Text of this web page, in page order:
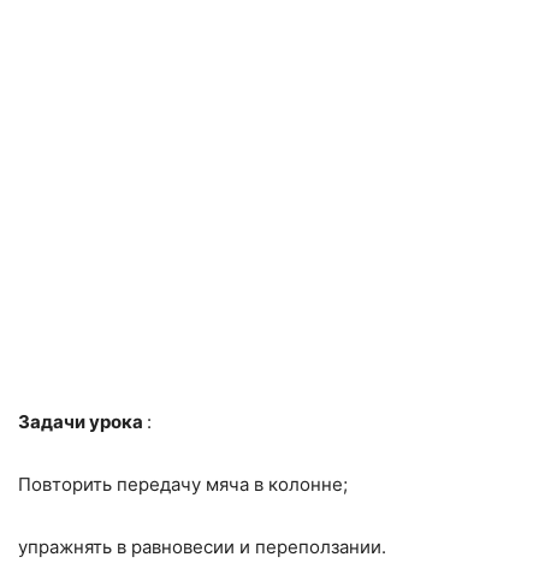
Задачи урока :
Повторить передачу мяча в колонне;
упражнять в равновесии и переползании.